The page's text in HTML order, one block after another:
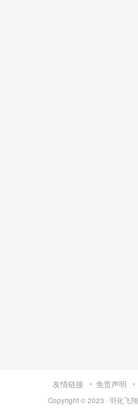
友情链接 免责声明
Copyright © 2023 · 羽化飞翔